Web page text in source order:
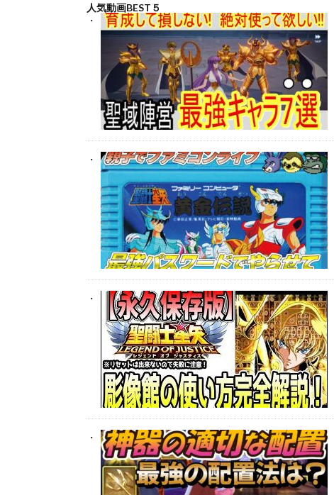
人気動画BEST５